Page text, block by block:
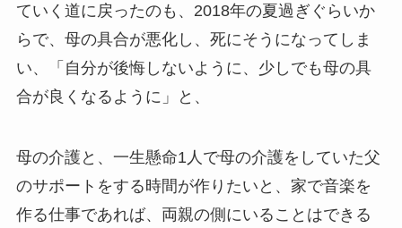
ていく道に戻ったのも、2018年の夏過ぎぐらいか
らで、母の具合が悪化し、死にそうになってしま
い、「自分が後悔しないように、少しでも母の具
合が良くなるように」と、
母の介護と、一生懸命1人で母の介護をしていた父
のサポートをする時間が作りたいと、家で音楽を
作る仕事であれば、両親の側にいることはできる